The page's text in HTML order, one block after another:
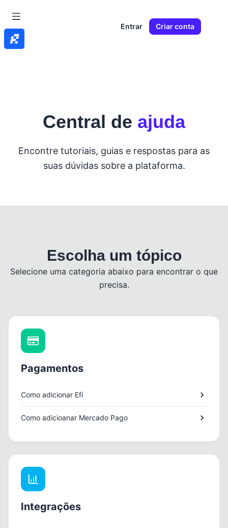
Entrar Criar conta
Central de ajuda
Encontre tutoriais, guias e respostas para as
suas dúvidas sobre a plataforma.
Escolha um tópico
Selecione uma categoria abaixo para encontrar o que
precisa.
Pagamentos
Como adicionar Efí
Como adicioanar Mercado Pago
Integrações